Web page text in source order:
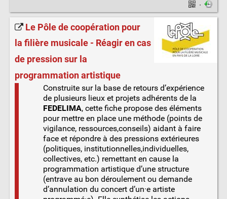
·
Le Pôle de coopération pour
la filière musicale - Réagir en cas
de pression sur la
programmation artistique
Construite sur la base de retours d’expérience
de plusieurs lieux et projets adhérents de la
FEDELIMA, cette fiche propose des éléments
pour mettre en place une méthode (points de
vigilance, ressources,conseils) aidant à faire
face et répondre à des pressions extérieures
(politiques, institutionnelles,individuelles,
collectives, etc.) remettant en cause la
programmation artistique d’une structure
(entrave au bon déroulement ou demande
d’annulation du concert d’un·e artiste